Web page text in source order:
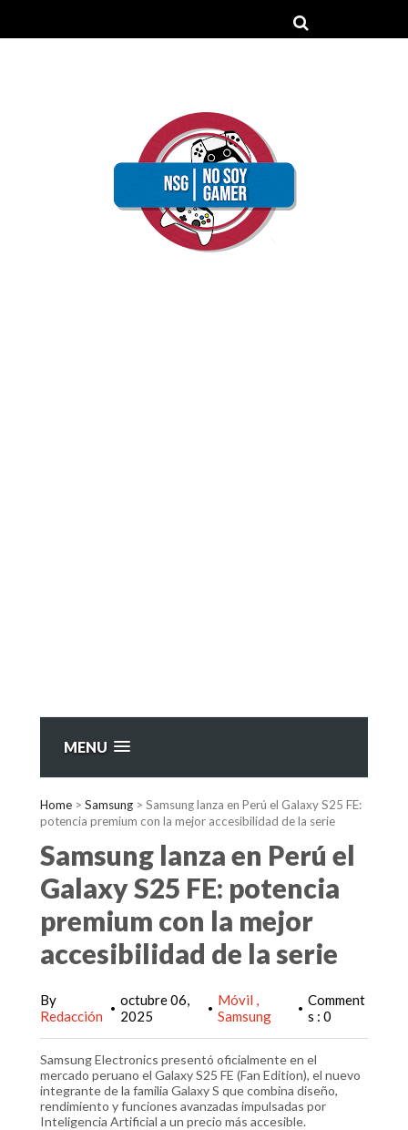
MENU
Home > Samsung > Samsung lanza en Perú el Galaxy S25 FE:
potencia premium con la mejor accesibilidad de la serie
Samsung lanza en Perú el
Galaxy S25 FE: potencia
premium con la mejor
accesibilidad de la serie
By
Redacción
• octubre 06,
2025
• Móvil
Samsung
• Comment
s : 0
Samsung Electronics presentó oficialmente en el
mercado peruano el Galaxy S25 FE (Fan Edition), el nuevo
integrante de la familia Galaxy S que combina diseño,
rendimiento y funciones avanzadas impulsadas por
Inteligencia Artificial a un precio más accesible.